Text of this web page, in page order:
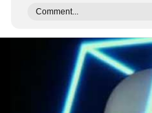
Comment...